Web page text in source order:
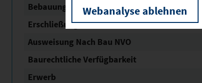
Bebauungsplan Status
Erschließung
Ausweisung Nach Bau NVO
Baurechtliche Verfügbarkeit
Erwerb
Webanalyse ablehnen